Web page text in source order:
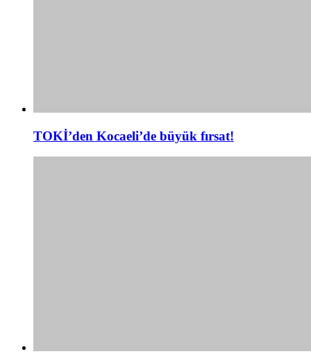
TOKİ’den Kocaeli’de büyük fırsat!